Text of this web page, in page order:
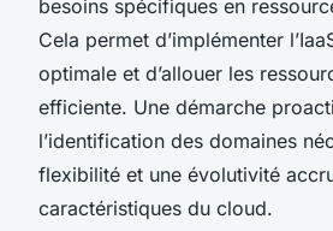
besoins spécifiques en
Cela permet d’implémenter
optimale et d’allouer les
efficiente. Une démarche
l’identification des domaines
flexibilité et une évolutivité
caractéristiques du cloud.